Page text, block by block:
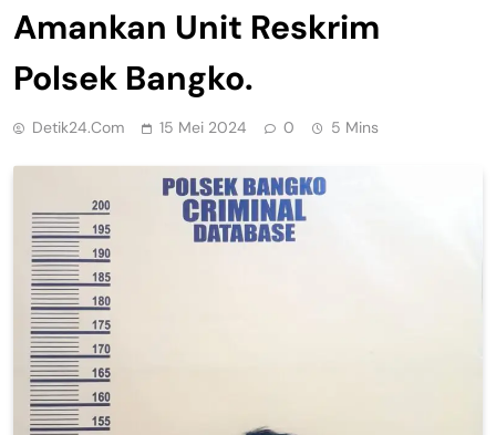
Amankan Unit Reskrim
Polsek Bangko.
Detik24.com 15 Mei 2024 0 5 Mins